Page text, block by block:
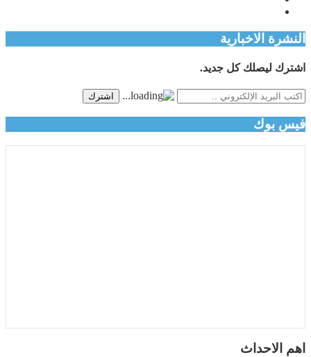
النشرة الاخبارية
اشترك ليصلك كل جديد.
اشترك
فيس بوك
اهم الاحداث